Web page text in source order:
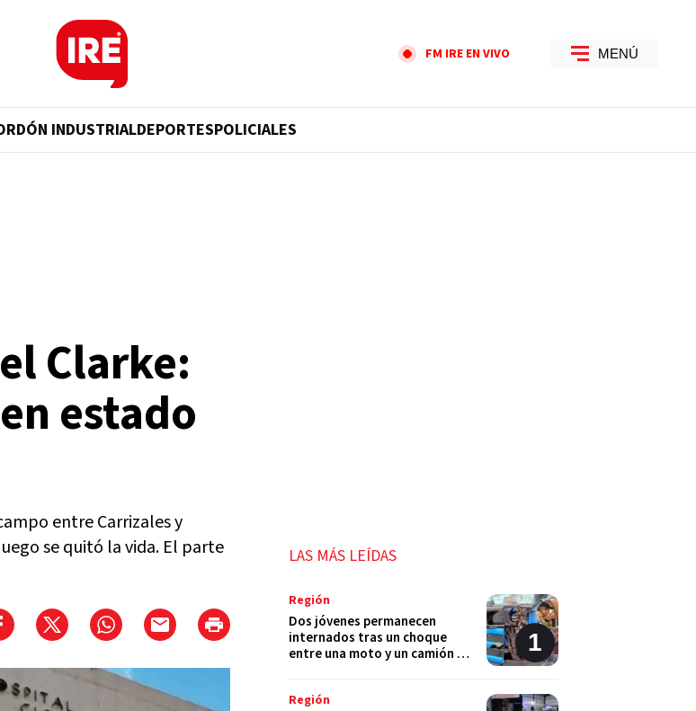
FM IRE EN VIVO MENÚ
INDUSTRIALDEPORTESPOLICIALES
Clarke:
estado
entre Carrizales y
se quitó la vida. El parte
LAS MÁS LEÍDAS
Región
Dos jóvenes permanecen
internados tras un choque
entre una moto y un camión en
Región